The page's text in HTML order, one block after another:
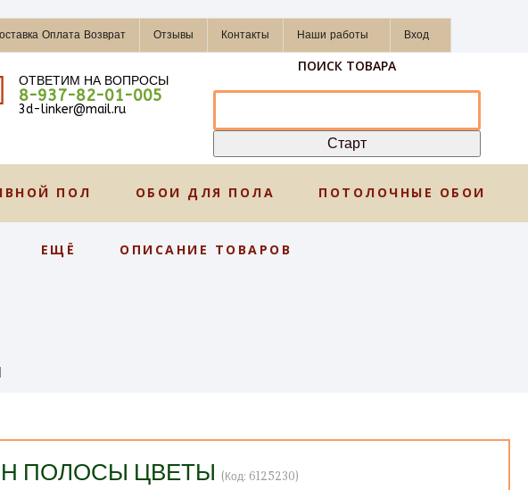
Оплата Возврат Отзывы Контакты Наши работы Вход
ОТВЕТИМ НА ВОПРОСЫ
8-937-82-01-005
3d-linker@mail.ru
ПОИСК ТОВАРА
ПОЛ ОБОИ ДЛЯ ПОЛА ПОТОЛОЧНЫЕ ОБОИ
ЕЩЁ ОПИСАНИЕ ТОВАРОВ
ПОЛОСЫ ЦВЕТЫ (Код: 6125230)